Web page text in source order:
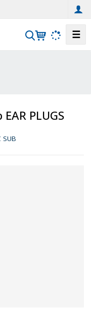
V
a
t
☰
PLUGS
SUB